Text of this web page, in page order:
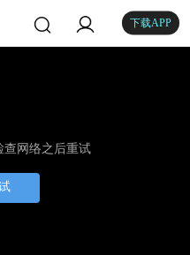
下载APP
查网络之后重试